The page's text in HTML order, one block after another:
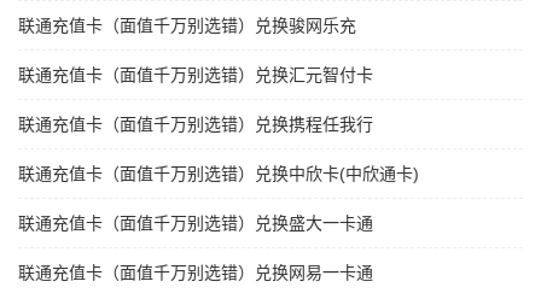
联通充值卡（面值千万别选错）兑换骏网乐充
联通充值卡（面值千万别选错）兑换汇元智付卡
联通充值卡（面值千万别选错）兑换携程任我行
联通充值卡（面值千万别选错）兑换中欣卡(中欣通卡)
联通充值卡（面值千万别选错）兑换盛大一卡通
联通充值卡（面值千万别选错）兑换网易一卡通